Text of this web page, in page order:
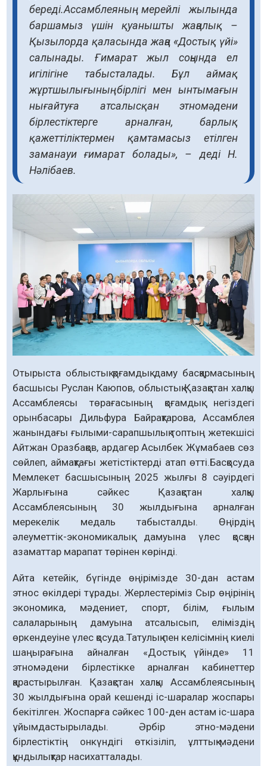
береді.Ассамблеяның мерейлі жылында
баршамыз үшін қуанышты жаңалық –
Қызылорда қаласында жаңа «Достық үйі»
салынады. Ғимарат жыл соңында ел
игілігіне табысталады. Бұл аймақ
жұртшылығының бірлігі мен ынтымағын
нығайтуға атсалысқан этномәдени
бірлестіктерге арналған, барлық
қажеттіліктермен қамтамасыз етілген
заманауи ғимарат болады», – деді Н.
Нәлібаев.​
Отырыста облыстық қоғамдық даму басқармасының
басшысы Руслан Каюпов, облыстық Қазақстан халқы
Ассамблеясы төрағасының қоғамдық негіздегі
орынбасары Дильфура Байрақтарова, Ассамблея
жанындағы ғылыми-сарапшылық топтың жетекшісі
Айтжан Оразбақов, ардагер Асылбек Жұмабаев сөз
сөйлеп, аймақтағы жетістіктерді атап өтті.​Басқосуда
Мемлекет басшысының 2025 жылғы 8 сәуірдегі
Жарлығына сәйкес Қазақстан халқы
Ассамблеясының 30 жылдығына арналған
мерекелік медаль табысталды. Өңірдің
әлеуметтік-экономикалық дамуына үлес қосқан
азаматтар марапат төрінен көрінді.
Айта кетейік, бүгінде өңірімізде 30-дан астам
этнос өкілдері тұрады. Жерлестеріміз Сыр өңірінің
экономика, мәдениет, спорт, білім, ғылым
салаларының дамуына атсалысып, еліміздің
өркендеуіне үлес қосуда.Татулық пен келісімнің киелі
шаңырағына айналған «Достық үйінде» 11
этномәдени бірлестікке арналған кабинеттер
қарастырылған. Қазақстан халқы Ассамблеясының
30 жылдығына орай кешенді іс-шаралар жоспары
бекітілген. Жоспарға сәйкес 100-ден астам іс-шара
ұйымдастырылады. Әрбір этно-мәдени
бірлестіктің онкүндігі өткізіліп, ұлттық-мәдени
құндылықтар насихатталады.